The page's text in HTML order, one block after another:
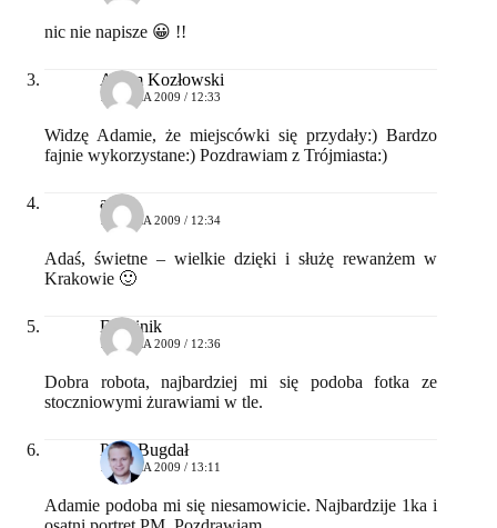
nic nie napisze 😀 !!
Adam Kozłowski
14 LIPCA 2009 / 12:33
Widzę Adamie, że miejscówki się przydały:) Bardzo
fajnie wykorzystane:) Pozdrawiam z Trójmiasta:)
adam
14 LIPCA 2009 / 12:34
Adaś, świetne – wielkie dzięki i służę rewanżem w
Krakowie 🙂
Dominik
14 LIPCA 2009 / 12:36
Dobra robota, najbardziej mi się podoba fotka ze
stoczniowymi żurawiami w tle.
Piotr Bugdał
14 LIPCA 2009 / 13:11
Adamie podoba mi się niesamowicie. Najbardzije 1ka i